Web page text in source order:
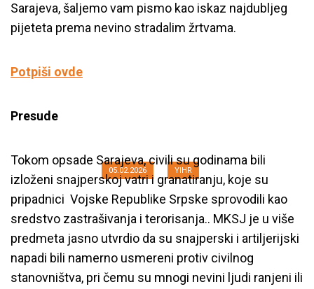
05.02.2026 YIHR
Sarajeva, šaljemo vam pismo kao iskaz najdubljeg
pijeteta prema nevino stradalim žrtvama.
Potpiši ovde
Presude
Tokom opsade Sarajeva, civili su godinama bili
izloženi snajperskoj vatri i granatiranju, koje su
pripadnici Vojske Republike Srpske sprovodili kao
sredstvo zastrašivanja i terorisanja.. MKSJ je u više
predmeta jasno utvrdio da su snajperski i artiljerijski
napadi bili namerno usmereni protiv civilnog
stanovništva, pri čemu su mnogi nevini ljudi ranjeni ili